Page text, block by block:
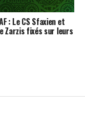
: Le CS Sfaxien et
Zarzis fixés sur leurs